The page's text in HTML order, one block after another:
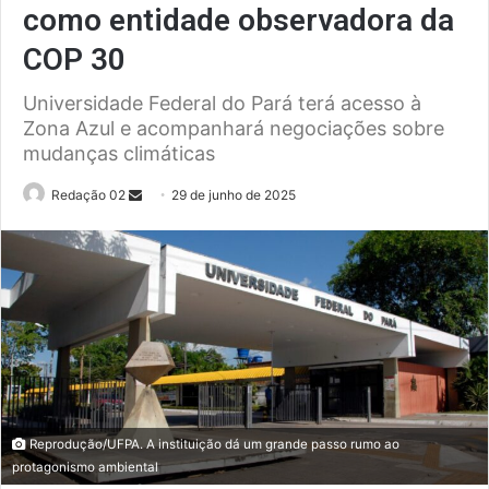
como entidade observadora da
COP 30
Universidade Federal do Pará terá acesso à
Zona Azul e acompanhará negociações sobre
mudanças climáticas
Redação 02
Send
email
29 de junho de 2025
Reprodução/UFPA. A instituição dá um grande passo rumo ao
protagonismo ambiental